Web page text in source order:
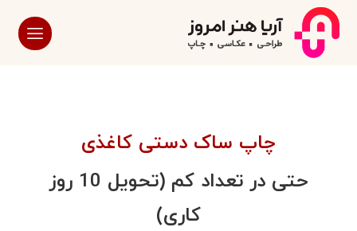
چاپ ساک دستی کاغذی
حتی در تعداد کم (تحویل 10 روز
کاری)